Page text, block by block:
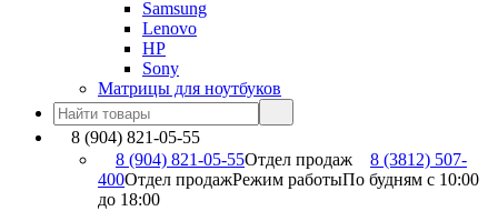
Samsung
Lenovo
HP
Sony
Матрицы для ноутбуков
8 (904) 821-05-55
8 (904) 821-05-55Отдел продаж
8 (3812) 507-
400Отдел продажРежим работыПо будням с 10:00
до 18:00